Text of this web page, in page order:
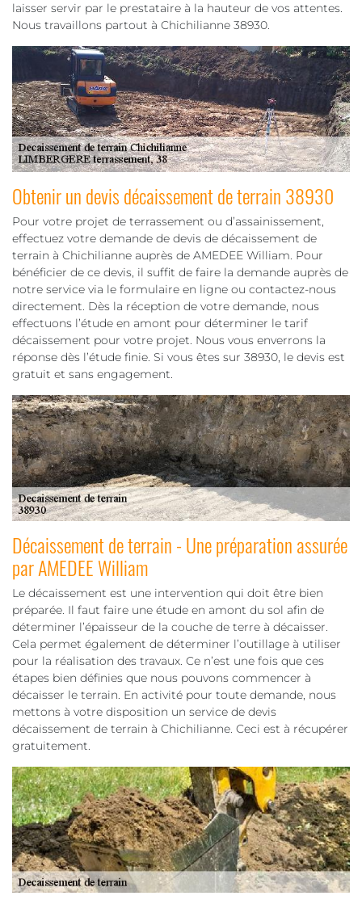
laisser servir par le prestataire à la hauteur de vos attentes.
Nous travaillons partout à Chichilianne 38930.
Obtenir un devis décaissement de terrain 38930
Pour votre projet de terrassement ou d’assainissement,
effectuez votre demande de devis de décaissement de
terrain à Chichilianne auprès de AMEDEE William. Pour
bénéficier de ce devis, il suffit de faire la demande auprès de
notre service via le formulaire en ligne ou contactez-nous
directement. Dès la réception de votre demande, nous
effectuons l’étude en amont pour déterminer le tarif
décaissement pour votre projet. Nous vous enverrons la
réponse dès l’étude finie. Si vous êtes sur 38930, le devis est
gratuit et sans engagement.
Décaissement de terrain - Une préparation assurée
par AMEDEE William
Le décaissement est une intervention qui doit être bien
préparée. Il faut faire une étude en amont du sol afin de
déterminer l’épaisseur de la couche de terre à décaisser.
Cela permet également de déterminer l’outillage à utiliser
pour la réalisation des travaux. Ce n’est une fois que ces
étapes bien définies que nous pouvons commencer à
décaisser le terrain. En activité pour toute demande, nous
mettons à votre disposition un service de devis
décaissement de terrain à Chichilianne. Ceci est à récupérer
gratuitement.